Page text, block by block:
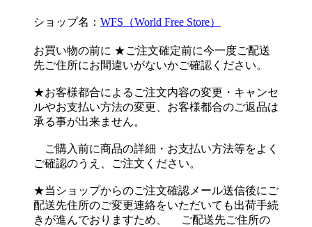
ショップ名： WFS（World Free Store）
お買い物の前に ★ご注文確定前に今一度ご配送
先ご住所にお間違いがないかご確認ください。
★お客様都合によるご注文内容の変更・キャンセ
ルやお支払い方法の変更、お客様都合のご返品は
承る事が出来ません。
ご購入前に商品の詳細・お支払い方法等をよく
ご確認のうえ、ご注文ください。
★当ショップからのご注文確認メール送信後にご
配送先住所のご変更連絡をいただいても出荷手続
きが進んでおりますため、 ご配送先ご住所の